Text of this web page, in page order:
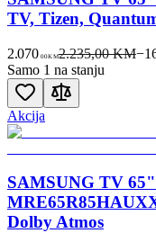
TV, Tizen,
2.070 00KM2.235,00 KM−
Samo 1 na stanju
Akcija
SAMSUNG TV
Dolby Atmos